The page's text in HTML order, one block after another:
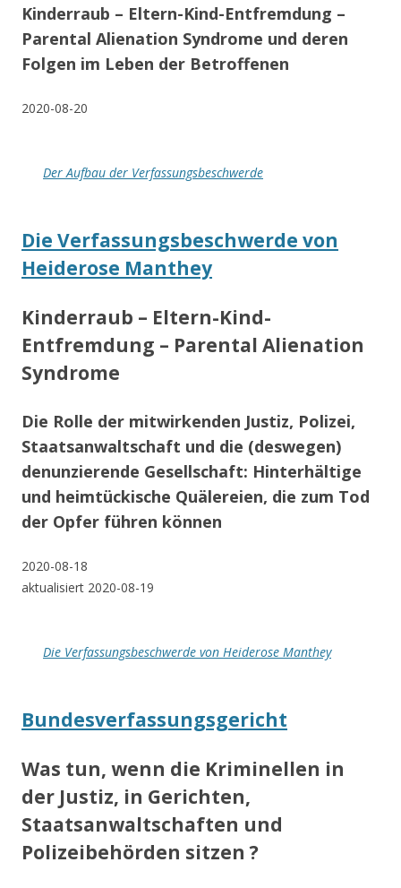
Kinderraub – Eltern-Kind-Entfremdung –
Parental Alienation Syndrome und deren
Folgen im Leben der Betroffenen
2020-08-20
Der Aufbau der Verfassungsbeschwerde
Die Verfassungsbeschwerde von
Heiderose Manthey
Kinderraub – Eltern-Kind-
Entfremdung – Parental Alienation
Syndrome
Die Rolle der mitwirkenden Justiz, Polizei,
Staatsanwaltschaft und die (deswegen)
denunzierende Gesellschaft: Hinterhältige
und heimtückische Quälereien, die zum Tod
der Opfer führen können
2020-08-18
aktualisiert 2020-08-19
Die Verfassungsbeschwerde von Heiderose Manthey
Bundesverfassungsgericht
Was tun, wenn die Kriminellen in
der Justiz, in Gerichten,
Staatsanwaltschaften und
Polizeibehörden sitzen ?